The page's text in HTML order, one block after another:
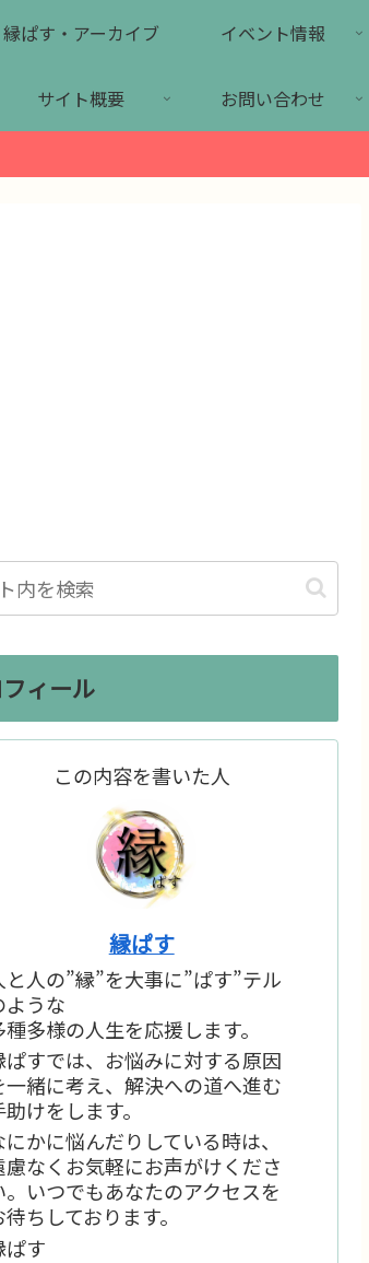
縁ぱす・アーカイブ イベント情報
サイト概要 お問い合わせ
ィール
この内容を書いた人
縁ぱす
と人の”縁”を大事に”ぱす”テル
ような
種多様の人生を応援します。
ぱすでは、お悩みに対する原因
一緒に考え、解決への道へ進む
助けをします。
にかに悩んだりしている時は、
慮なくお気軽にお声がけくださ
。いつでもあなたのアクセスを
待ちしております。
ぱす